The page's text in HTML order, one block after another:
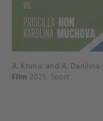
Film 2025 Sport